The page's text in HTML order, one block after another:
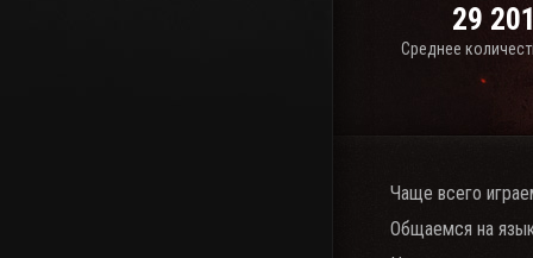
29 201
Среднее
Чаще всего
Общаемся на